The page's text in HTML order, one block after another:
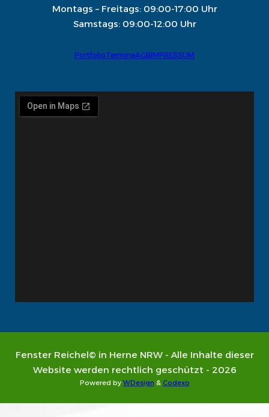
Montags – Freitags: 09:00-17:00 Uhr
Samstags: 09:00-12:00 Uhr
PortfolioTermineAGBIMPRESSUM
Fenster Reichel© in Herne NRW - Alle Inhalte dieser
Website werden rechtlich geschützt - 2026
Powered by WDesign & Codexo